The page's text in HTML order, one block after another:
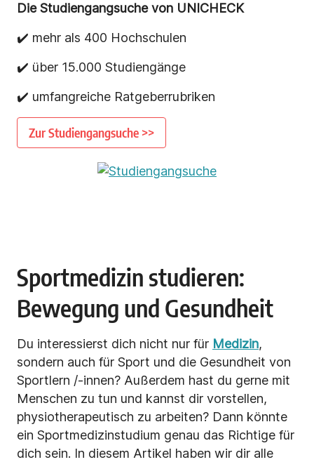
Die Studiengangsuche von UNICHECK
✔️ mehr als 400 Hochschulen
✔️ über 15.000 Studiengänge
✔️ umfangreiche Ratgeberrubriken
Zur Studiengangsuche >>
Sportmedizin studieren:
Bewegung und Gesundheit
Du interessierst dich nicht nur für Medizin,
sondern auch für Sport und die Gesundheit von
Sportlern /-innen? Außerdem hast du gerne mit
Menschen zu tun und kannst dir vorstellen,
physiotherapeutisch zu arbeiten? Dann könnte
ein Sportmedizinstudium genau das Richtige für
dich sein. In diesem Artikel haben wir dir alle